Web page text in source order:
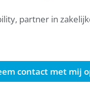
partner in
contact met mij